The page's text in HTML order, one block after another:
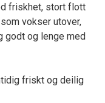
friskhet, stort flott
vokser utover,
godt og lenge med
friskt og deilig